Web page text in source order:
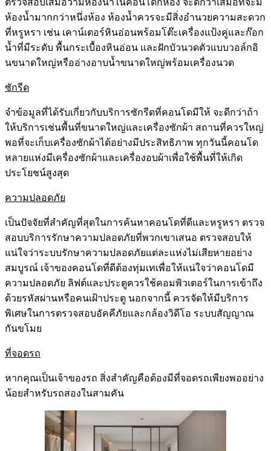
ตรวจสอบเสมอว่ามีห้องน้ำในคอนโดกี่ห้อง จะดีกว่าเสมอที่จะมี
ห้องน้ำมากกว่าหนึ่งห้อง ห้องน้ำควรจะมีสิ่งอำนวยความสะดวก
ที่หรูหรา เช่น เคาน์เตอร์หินอ่อนพร้อมโต๊ะเครื่องแป้งคู่และก๊อก
น้ำที่มีระดับ พื้นกระเบื้องหินอ่อน และฝักบัวนวดตัวแบบวอล์กอิ
นขนาดใหญ่หรืออ่างอาบน้ำขนาดใหญ่พร้อมเครื่องนวด
ซักรีด
จำข้อมูลที่ได้รับเกี่ยวกับบริการซักรีดที่คอนโดมีให้ จะดีกว่าถ้า
ให้บริการเช่นพื้นที่ขนาดใหญ่และเครื่องซักผ้า สถานที่ควรใหญ่
พอที่จะเก็บเครื่องซักผ้าได้อย่างมีประสิทธิภาพ ทุกวันนี้คอนโด
หลายแห่งมีเครื่องซักผ้าและเครื่องอบผ้าเพื่อใช้พื้นที่ให้เกิด
ประโยชน์สูงสุด
ความปลอดภัย
เป็นปัจจัยที่สำคัญที่สุดในการค้นหาคอนโดที่ดีและหรูหรา ตรวจ
สอบบริการรักษาความปลอดภัยที่พวกเขาเสนอ ตรวจสอบให้
แน่ใจว่าระบบรักษาความปลอดภัยแต่ละแห่งไม่เสียหายอย่าง
สมบูรณ์ เจ้าของคอนโดที่ดีต้องทุ่มเทเพื่อให้แน่ใจว่าคอนโดมี
ความปลอดภัย ลิฟต์และประตูควรใช้คอมพิวเตอร์ในการเข้าถึง
ด้วยรหัสผ่านหรือคนเฝ้าประตู นอกจากนี้ ควรจัดให้มีบริการ
พิเศษในการตรวจสอบอัคคีภัยและกล้องวิดีโอ ระบบสัญญาณ
กันขโมย
ที่จอดรถ
หากคุณเป็นเจ้าของรถ สิ่งสำคัญคือต้องมีที่จอดรถเพียงพออย่าง
น้อยสำหรับรถสองในสามคัน